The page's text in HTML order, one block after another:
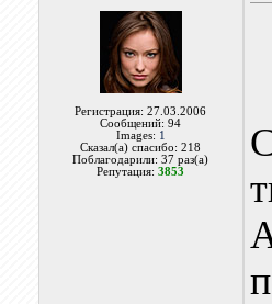
Регистрация: 27.03.2006
Сообщений: 94
Images: 1
Сказал(а) спасибо: 218
Поблагодарили: 37 раз(а)
Репутация:3853